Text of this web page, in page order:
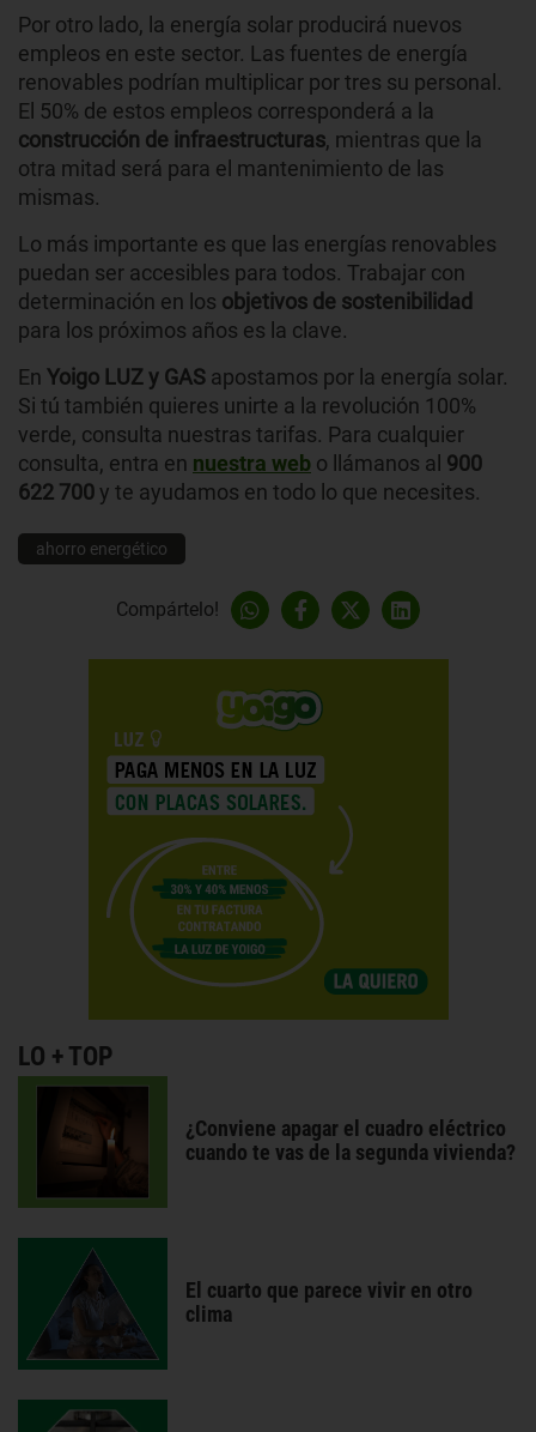
Por otro lado, la energía solar producirá nuevos
empleos en este sector. Las fuentes de energía
renovables podrían multiplicar por tres su personal.
El 50% de estos empleos corresponderá a la
construcción de infraestructuras, mientras que la
otra mitad será para el mantenimiento de las
mismas.
Lo más importante es que las energías renovables
puedan ser accesibles para todos. Trabajar con
determinación en los objetivos de sostenibilidad
para los próximos años es la clave.
En Yoigo LUZ y GAS apostamos por la energía solar.
Si tú también quieres unirte a la revolución 100%
verde, consulta nuestras tarifas. Para cualquier
consulta, entra en nuestra web o llámanos al 900
622 700y te ayudamos en todo lo que necesites.
ahorro energético
Compártelo!
LO + TOP
¿Conviene apagar el cuadro eléctrico
cuando te vas de la segunda vivienda?
El cuarto que parece vivir en otro
clima